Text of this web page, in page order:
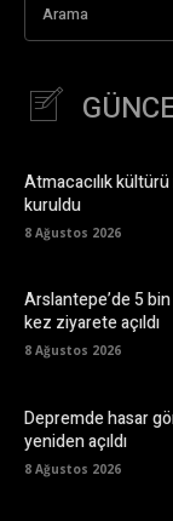
Arama
Atmacacılık
kuruldu
8 Ağustos 2026
Arslantepe’de 5 bin
kez ziyarete açıldı
8 Ağustos 2026
Depremde hasar
yeniden açıldı
8 Ağustos 2026